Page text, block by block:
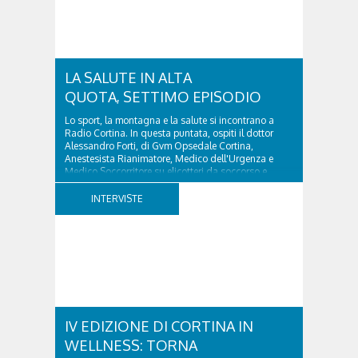
LA SALUTE IN ALTA
QUOTA, SETTIMO EPISODIO
Lo sport, la montagna e la salute si incontrano a
Radio Cortina. In questa puntata, ospiti il dottor
Alessandro Forti, di Gvm Opsedale Cortina,
Anestesista Rianimatore, Medico dell'Urgenza e
Medico Soccorritore su elicotteri da soccorso e
l'ingegner Michele Titton, delegato della sezione...
INTERVISTE
IV EDIZIONE DI CORTINA IN
WELLNESS: TORNA